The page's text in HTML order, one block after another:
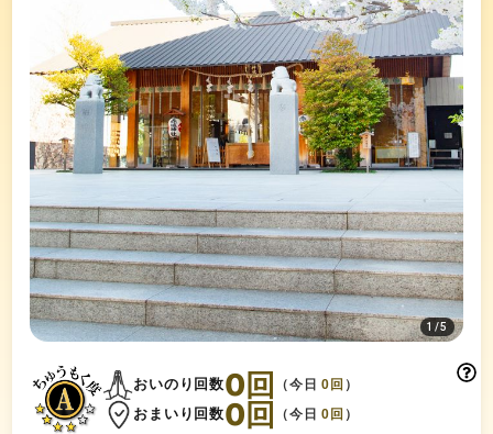
1/5
おいのり回数0回 （今日0回 ）
おまいり回数0回 （今日0回 ）